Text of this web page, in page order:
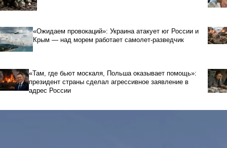
«Ожидаем провокаций»: Украина атакует юг России и
Крым — над морем работает самолет-разведчик
«Там, где бьют москаля, Польша оказывает помощь»:
президент страны сделал агрессивное заявление в
адрес России